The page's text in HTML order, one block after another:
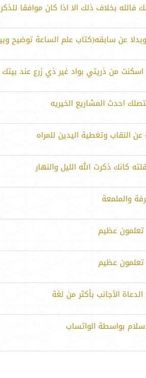
فالله بخلاف ذلك الا اذا كان موافقا
عن سابقه(كتاب علم الساعة توضيح
من ذريتي بواد غير ذي زرع عند بيتك
احدث المشاريع الخيريه
النقاب وتغطية اليدين للمراه
كانك ذكرت الله الليل والنهار
والملمعة
عظيم
عظيم
الأجانب بأكثر من لغة
بواسطة الواتساب